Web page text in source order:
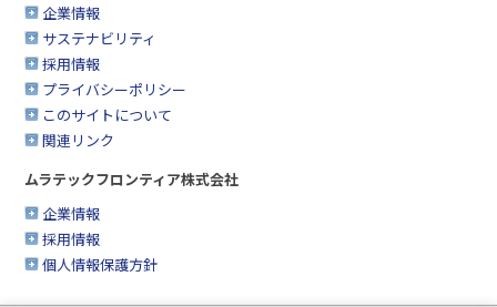
企業情報
サステナビリティ
採用情報
プライバシーポリシー
このサイトについて
関連リンク
ムラテックフロンティア株式会社
企業情報
採用情報
個人情報保護方針